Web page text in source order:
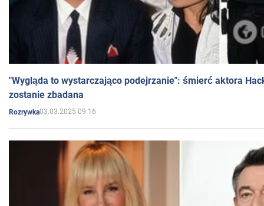
"Wygląda to wystarczająco podejrzanie": śmierć aktora
zostanie zbadana
Rozrywka03.03.2025 09:16